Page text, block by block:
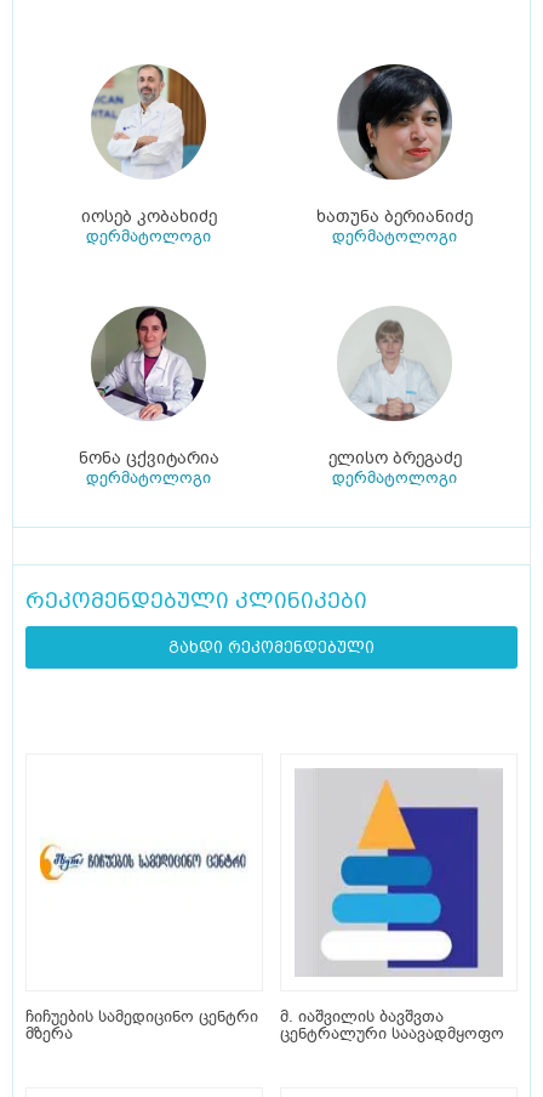
იოსებ კობახიძე
დერმატოლოგი
ხათუნა ბერიანიძე
დერმატოლოგი
ნონა ცქვიტარია
დერმატოლოგი
ელისო ბრეგაძე
დერმატოლოგი
რეკომენდებული კლინიკები
გახდი რეკომენდებული
ჩიჩუების სამედიცინო ცენტრი
მზერა
მ. იაშვილის ბავშვთა
ცენტრალური საავადმყოფო